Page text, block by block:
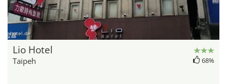
hotel.de
Lio Hotel
Taipeh 68%